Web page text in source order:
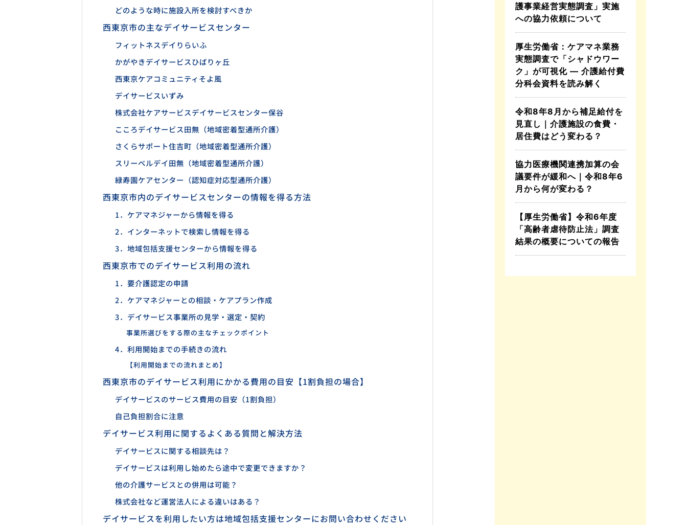
どのような時に施設入所を検討すべきか
西東京市の主なデイサービスセンター
フィットネスデイりらいふ
かがやきデイサービスひばりヶ丘
西東京ケアコミュニティそよ風
デイサービスいずみ
株式会社ケアサービスデイサービスセンター保谷
こころデイサービス田無（地域密着型通所介護）
さくらサポート住吉町（地域密着型通所介護）
スリーベルデイ田無（地域密着型通所介護）
緑寿園ケアセンター（認知症対応型通所介護）
西東京市内のデイサービスセンターの情報を得る方法
1．ケアマネジャーから情報を得る
2．インターネットで検索し情報を得る
3．地域包括支援センターから情報を得る
西東京市でのデイサービス利用の流れ
1．要介護認定の申請
2．ケアマネジャーとの相談・ケアプラン作成
3．デイサービス事業所の見学・選定・契約
事業所選びをする際の主なチェックポイント
4．利用開始までの手続きの流れ
【利用開始までの流れまとめ】
西東京市のデイサービス利用にかかる費用の目安【1割負担の場合】
デイサービスのサービス費用の目安（1割負担）
自己負担割合に注意
デイサービス利用に関するよくある質問と解決方法
デイサービスに関する相談先は？
デイサービスは利用し始めたら途中で変更できますか？
他の介護サービスとの併用は可能？
株式会社など運営法人による違いはある？
デイサービスを利用したい方は地域包括支援センターにお問い合わせください
護事業経営実態調査」実施
への協力依頼について
厚生労働省：ケアマネ業務
実態調査で「シャドウワー
ク」が可視化 ― 介護給付費
分科会資料を読み解く
令和8年8月から補足給付を
見直し｜介護施設の食費・
居住費はどう変わる？
協力医療機関連携加算の会
議要件が緩和へ｜令和8年6
月から何が変わる？
【厚生労働省】令和6年度
「高齢者虐待防止法」調査
結果の概要についての報告